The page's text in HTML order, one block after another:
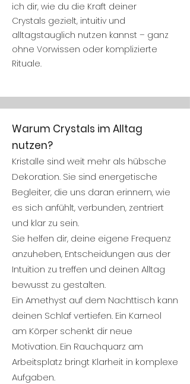
ich dir, wie du die Kraft deiner
Crystals gezielt, intuitiv und
alltagstauglich nutzen kannst – ganz
ohne Vorwissen oder komplizierte
Rituale.
Warum Crystals im Alltag
nutzen?
Kristalle sind weit mehr als hübsche
Dekoration. Sie sind energetische
Begleiter, die uns daran erinnern, wie
es sich anfühlt, verbunden, zentriert
und klar zu sein.
Sie helfen dir, deine eigene Frequenz
anzuheben, Entscheidungen aus der
Intuition zu treffen und deinen Alltag
bewusst zu gestalten.
Ein Amethyst auf dem Nachttisch kann
deinen Schlaf vertiefen. Ein Karneol
am Körper schenkt dir neue
Motivation. Ein Rauchquarz am
Arbeitsplatz bringt Klarheit in komplexe
Aufgaben.